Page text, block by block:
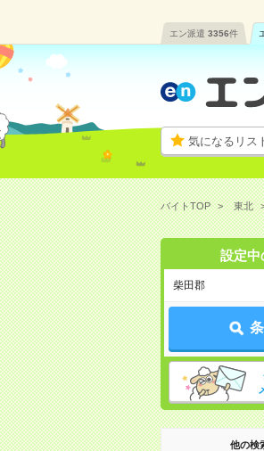
エン派遣 3356件
気になるリス
バイトTOP 東北
設定中
柴田郡
他の検